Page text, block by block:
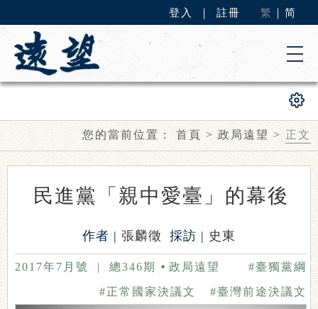
登入 註冊 繁 简
您的當前位置：首頁>政局遠望>正文
民進黨「親中愛臺」的幕後
作者 | 張麟徵 採訪 | 史東
2017年7月號 | 總346期 政局遠望 #臺獨黨綱
#臺灣前途決議文
#正常國家決議文